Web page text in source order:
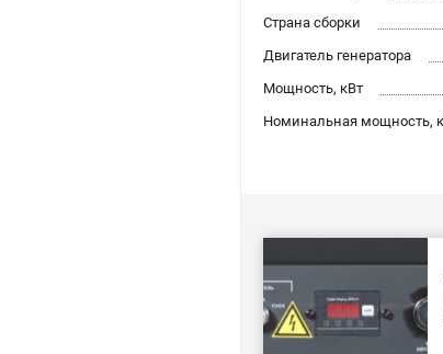
Страна сборки
Двигатель генератора
Мощность, кВт
Номинальная мощность,